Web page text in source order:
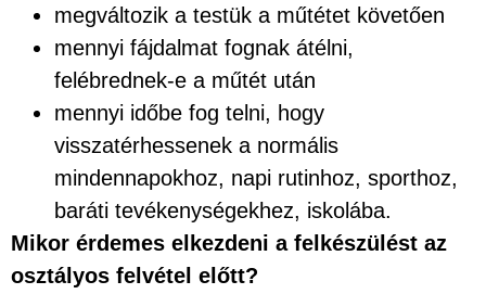
megváltozik a testük a műtétet követően
mennyi fájdalmat fognak átélni,
felébrednek-e a műtét után
mennyi időbe fog telni, hogy
visszatérhessenek a normális
mindennapokhoz, napi rutinhoz, sporthoz,
baráti tevékenységekhez, iskolába.
Mikor érdemes elkezdeni a felkészülést az
osztályos felvétel előtt?